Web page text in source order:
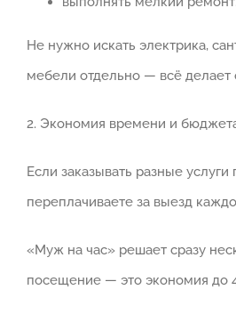
Не нужно искать электрика,
мебели отдельно — всё делает
2. Экономия времени и
Если заказывать разные услуги
переплачиваете за выезд
«Муж на час» решает сразу
посещение — это экономия до